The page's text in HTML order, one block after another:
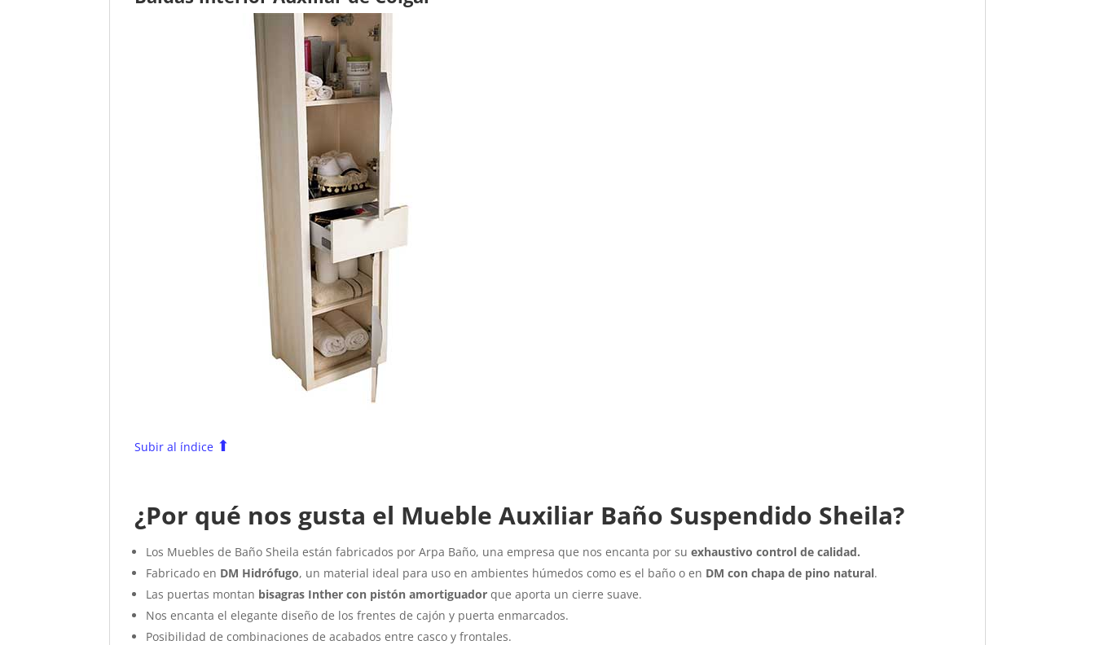
Subir al índice ⬆
¿Por qué nos gusta el Mueble Auxiliar Baño Suspendido Sheila?
Los Muebles de Baño Sheila están fabricados por Arpa Baño, una empresa que nos encanta por suexhaustivo control de calidad.
Fabricado en DM Hidrófugo, un material ideal para uso en ambientes húmedos como es el baño o en DM con chapa de pino natural.
Las puertas montan bisagras Inther con pistón amortiguadorque aporta un cierre suave.
Nos encanta el elegante diseño de los frentes de cajón y puerta enmarcados.
Posibilidad de combinaciones de acabados entre casco y frontales.